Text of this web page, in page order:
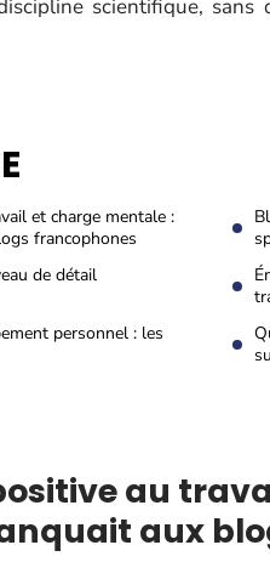
scientifique,
et charge mentale :
francophones
de détail
personnel : les
au
aux